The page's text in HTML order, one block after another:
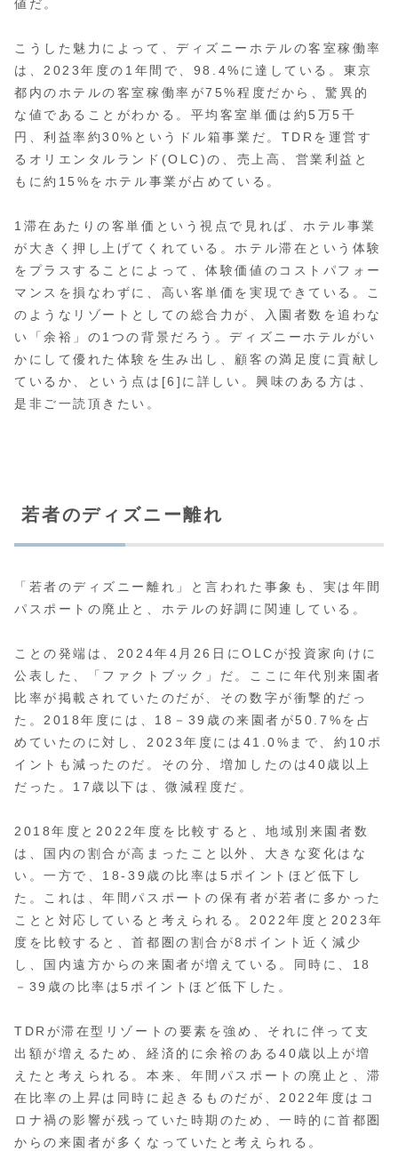
値だ。
こうした魅力によって、ディズニーホテルの客室稼働率
は、2023年度の1年間で、98.4%に達している。東京
都内のホテルの客室稼働率が75%程度だから、驚異的
な値であることがわかる。平均客室単価は約5万5千
円、利益率約30%というドル箱事業だ。TDRを運営す
るオリエンタルランド(OLC)の、売上高、営業利益と
もに約15%をホテル事業が占めている。
1滞在あたりの客単価という視点で見れば、ホテル事業
が大きく押し上げてくれている。ホテル滞在という体験
をプラスすることによって、体験価値のコストパフォー
マンスを損なわずに、高い客単価を実現できている。こ
のようなリゾートとしての総合力が、入園者数を追わな
い「余裕」の1つの背景だろう。ディズニーホテルがい
かにして優れた体験を生み出し、顧客の満足度に貢献し
ているか、という点は[6]に詳しい。興味のある方は、
是非ご一読頂きたい。
若者のディズニー離れ
「若者のディズニー離れ」と言われた事象も、実は年間
パスポートの廃止と、ホテルの好調に関連している。
ことの発端は、2024年4月26日にOLCが投資家向けに
公表した、「ファクトブック」だ。ここに年代別来園者
比率が掲載されていたのだが、その数字が衝撃的だっ
た。2018年度には、18－39歳の来園者が50.7%を占
めていたのに対し、2023年度には41.0%まで、約10ポ
イントも減ったのだ。その分、増加したのは40歳以上
だった。17歳以下は、微減程度だ。
2018年度と2022年度を比較すると、地域別来園者数
は、国内の割合が高まったこと以外、大きな変化はな
い。一方で、18-39歳の比率は5ポイントほど低下し
た。これは、年間パスポートの保有者が若者に多かった
ことと対応していると考えられる。2022年度と2023年
度を比較すると、首都圏の割合が8ポイント近く減少
し、国内遠方からの来園者が増えている。同時に、18
－39歳の比率は5ポイントほど低下した。
TDRが滞在型リゾートの要素を強め、それに伴って支
出額が増えるため、経済的に余裕のある40歳以上が増
えたと考えられる。本来、年間パスポートの廃止と、滞
在比率の上昇は同時に起きるものだが、2022年度はコ
ロナ禍の影響が残っていた時期のため、一時的に首都圏
からの来園者が多くなっていたと考えられる。